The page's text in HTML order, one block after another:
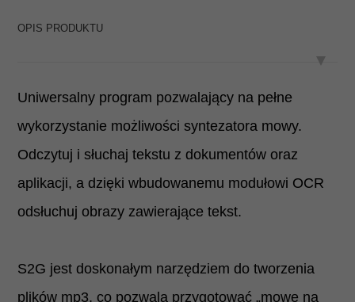
OPIS PRODUKTU
Uniwersalny program pozwalający na pełne
wykorzystanie możliwości syntezatora mowy.
Odczytuj i słuchaj tekstu z dokumentów oraz
aplikacji, a dzięki wbudowanemu modułowi OCR
odsłuchuj obrazy zawierające tekst.
S2G jest doskonałym narzędziem do tworzenia
plików mp3, co pozwala przygotować „mowę na